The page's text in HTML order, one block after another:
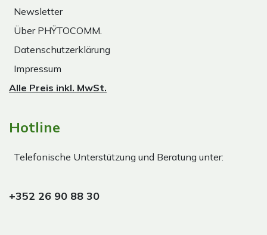
Newsletter
Über PHŸTOCOMM.
Datenschutzerklärung
Impressum
Alle Preis inkl. MwSt.
Hotline
Telefonische Unterstützung und Beratung unter:
+352 26 90 88 30